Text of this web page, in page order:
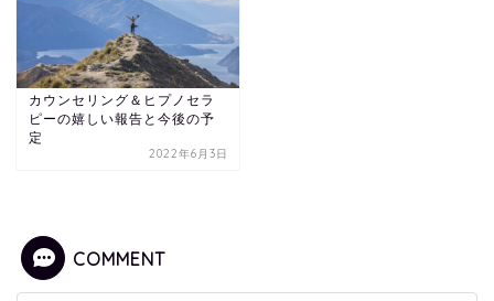
カウンセリング＆ヒプノセラ
ピーの嬉しい報告と今後の予
定
2022年6月3日
COMMENT